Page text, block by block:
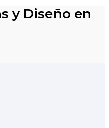
y Diseño en